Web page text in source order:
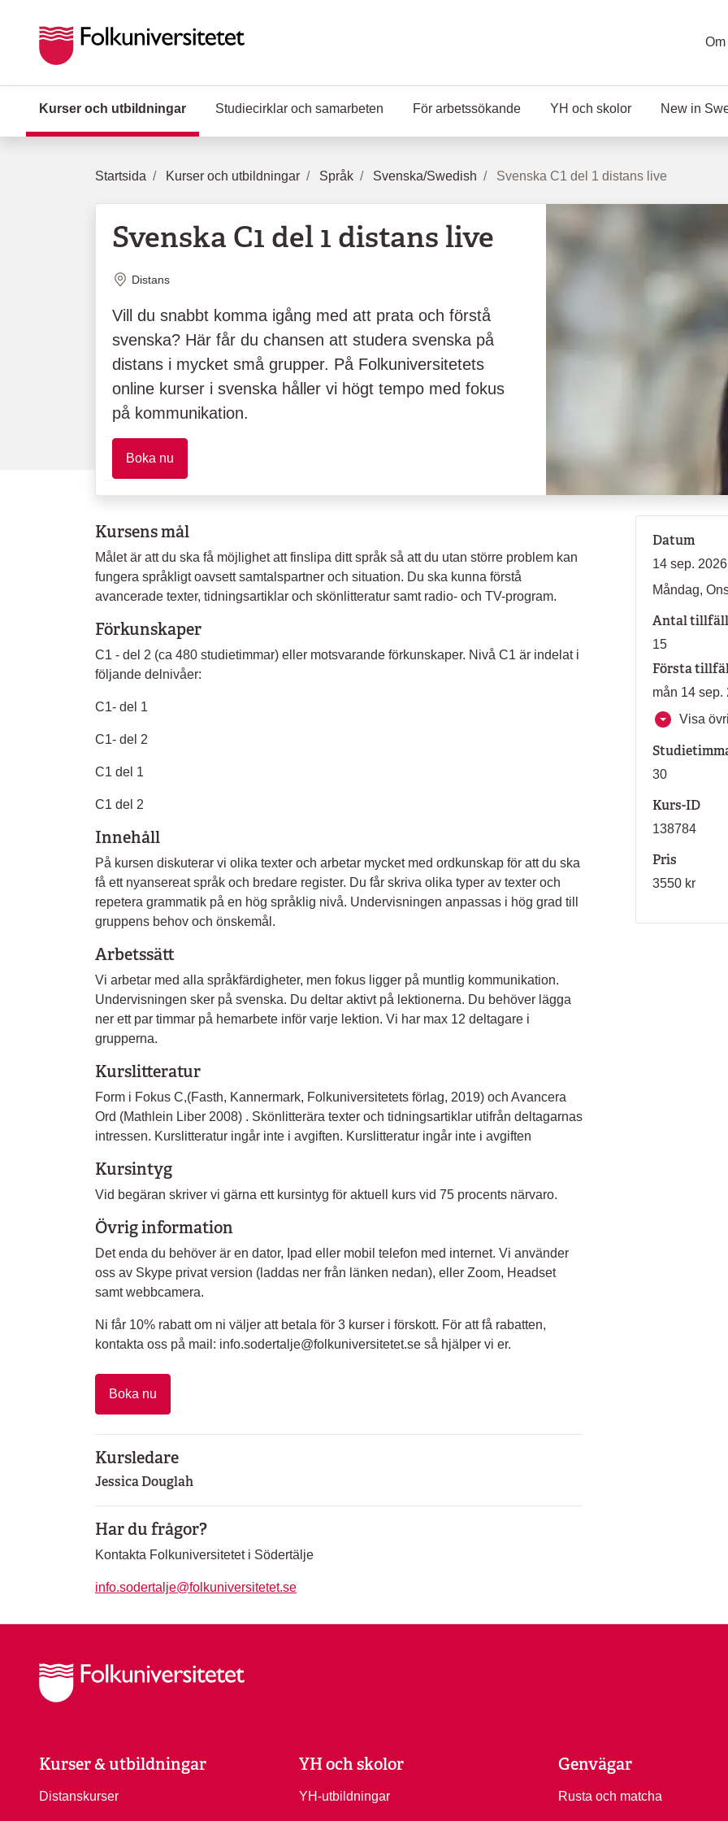
Kurser och utbildningar (Aktuell sida)
Studiecirklar och samarbeten För arbetssökande YH och skolor New in
Startsida Kurser och utbildningar Språk Svenska/Swedish Svenska C1 del 1 distans live
Svenska C1 del 1 distans live
Plats
Distans
Vill du snabbt komma igång med att prata och förstå
svenska? Här får du chansen att studera svenska på
distans i mycket små grupper. På Folkuniversitetets
online kurser i svenska håller vi högt tempo med fokus
på kommunikation.
Boka nu
Kursens mål
Målet är att du ska få möjlighet att finslipa ditt språk så att du utan större problem kan
fungera språkligt oavsett samtalspartner och situation. Du ska kunna förstå
avancerade texter, tidningsartiklar och skönlitteratur samt radio- och TV-program.
Förkunskaper
C1 - del 2 (ca 480 studietimmar) eller motsvarande förkunskaper. Nivå C1 är indelat i
följande delnivåer:
C1- del 1
C1- del 2
C1 del 1
C1 del 2
Innehåll
På kursen diskuterar vi olika texter och arbetar mycket med ordkunskap för att du ska
få ett nyansereat språk och bredare register. Du får skriva olika typer av texter och
repetera grammatik på en hög språklig nivå. Undervisningen anpassas i hög grad till
gruppens behov och önskemål.
Arbetssätt
Vi arbetar med alla språkfärdigheter, men fokus ligger på muntlig kommunikation.
Undervisningen sker på svenska. Du deltar aktivt på lektionerna. Du behöver lägga
ner ett par timmar på hemarbete inför varje lektion. Vi har max 12 deltagare i
grupperna.
Kurslitteratur
Form i Fokus C,(Fasth, Kannermark, Folkuniversitetets förlag, 2019) och Avancera
Ord (Mathlein Liber 2008) . Skönlitterära texter och tidningsartiklar utifrån deltagarnas
intressen. Kurslitteratur ingår inte i avgiften. Kurslitteratur ingår inte i avgiften
Kursintyg
Vid begäran skriver vi gärna ett kursintyg för aktuell kurs vid 75 procents närvaro.
Övrig information
Det enda du behöver är en dator, Ipad eller mobil telefon med internet. Vi använder
oss av Skype privat version (laddas ner från länken nedan), eller Zoom, Headset
samt webbcamera.
Ni får 10% rabatt om ni väljer att betala för 3 kurser i förskott. För att få rabatten,
kontakta oss på mail: info.sodertalje@folkuniversitetet.se så hjälper vi er.
Boka nu
Kursledare
Jessica Douglah
Har du frågor?
Kontakta Folkuniversitetet i Södertälje
info.sodertalje@folkuniversitetet.se
Datum
14 sep.
Måndag,
Antal
15
Första
mån 14 sep.
Visa
30
Kurs-ID
138784
Pris
3550 kr
Kurser & utbildningar
Distanskurser
YH och skolor
YH-utbildningar
Genvägar
Rusta och matcha